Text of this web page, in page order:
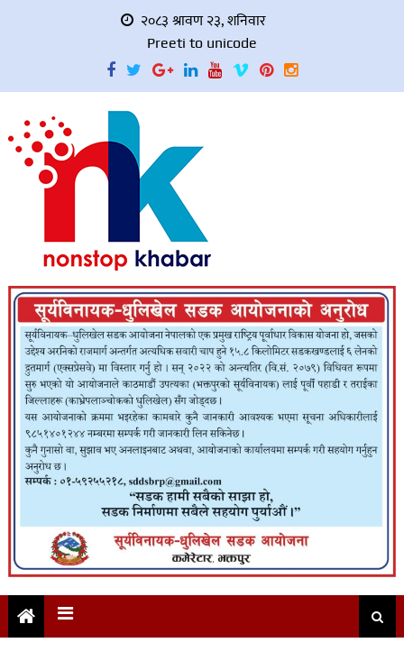
२०८३ श्रावण २३, शनिवार
Preeti to unicode